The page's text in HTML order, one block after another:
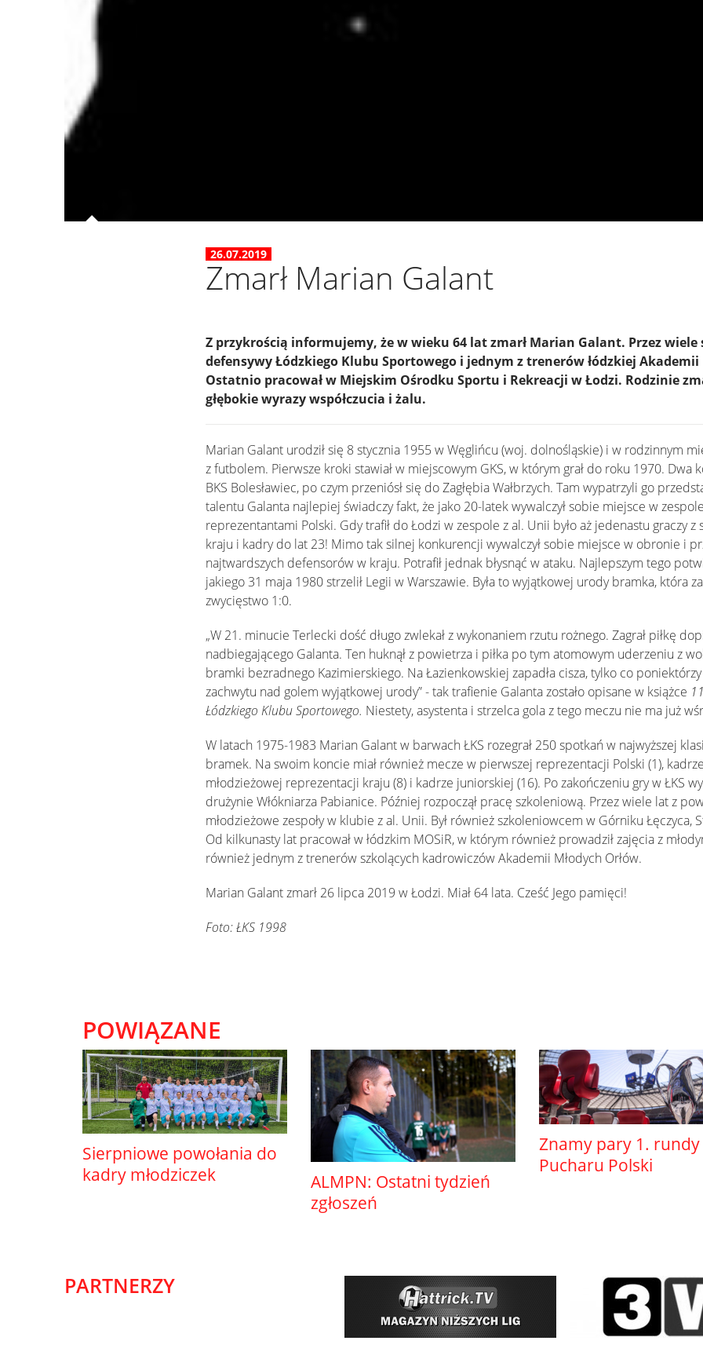
26.07.2019
Zmarł Marian Galant
Z przykrością informujemy, że w wieku 64 lat zmarł Marian Galant. Przez wiele
defensywy Łódzkiego Klubu Sportowego i jednym z trenerów łódzkiej Akademii
Ostatnio pracował w Miejskim Ośrodku Sportu i Rekreacji w Łodzi. Rodzinie
głębokie wyrazy współczucia i żalu.
Marian Galant urodził się 8 stycznia 1955 w Węglińcu (woj. dolnośląskie) i w rodzinnym
z futbolem. Pierwsze kroki stawiał w miejscowym GKS, w którym grał do roku 1970. Dwa
BKS Bolesławiec, po czym przeniósł się do Zagłębia Wałbrzych. Tam wypatrzyli go
talentu Galanta najlepiej świadczy fakt, że jako 20-latek wywalczył sobie miejsce w
reprezentantami Polski. Gdy trafił do Łodzi w zespole z al. Unii było aż jedenastu graczy
kraju i kadry do lat 23! Mimo tak silnej konkurencji wywalczył sobie miejsce w obronie i
najtwardszych defensorów w kraju. Potrafił jednak błysnąć w ataku. Najlepszym tego
jakiego 31 maja 1980 strzelił Legii w Warszawie. Była to wyjątkowej urody bramka, która
zwycięstwo 1:0.
„W 21. minucie Terlecki dość długo zwlekał z wykonaniem rzutu rożnego. Zagrał piłkę
nadbiegającego Galanta. Ten huknął z powietrza i piłka po tym atomowym uderzeniu z
bramki bezradnego Kazimierskiego. Na Łazienkowskiej zapadła cisza, tylko co
zachwytu nad golem wyjątkowej urody” - tak trafienie Galanta zostało opisane w książce
Łódzkiego Klubu Sportowego. Niestety, asystenta i strzelca gola z tego meczu nie ma już
W latach 1975-1983 Marian Galant w barwach ŁKS rozegrał 250 spotkań w najwyższej
bramek. Na swoim koncie miał również mecze w pierwszej reprezentacji Polski (1),
młodzieżowej reprezentacji kraju (8) i kadrze juniorskiej (16). Po zakończeniu gry w ŁKS
drużynie Włókniarza Pabianice. Później rozpoczął pracę szkoleniową. Przez wiele lat z
młodzieżowe zespoły w klubie z al. Unii. Był również szkoleniowcem w Górniku Łęczyca,
Od kilkunasty lat pracował w łódzkim MOSiR, w którym również prowadził zajęcia z
również jednym z trenerów szkolących kadrowiczów Akademii Młodych Orłów.
Marian Galant zmarł 26 lipca 2019 w Łodzi. Miał 64 lata. Cześć Jego pamięci!
Foto: ŁKS 1998
POWIĄZANE
Sierpniowe powołania do
kadry młodziczek
ALMPN: Ostatni tydzień
zgłoszeń
Znamy pary 1. rundy
Pucharu Polski
PARTNERZY